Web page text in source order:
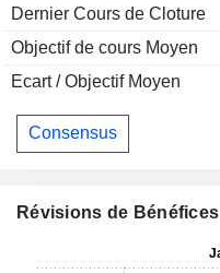
Dernier Cours de Cloture
Objectif de cours Moyen
Ecart / Objectif Moyen
Consensus
Révisions de Bénéfices